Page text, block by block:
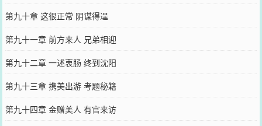
第九十章 这很正常 阴谋得逞
第九十一章 前方来人 兄弟相迎
第九十二章 一述衷肠 终到沈阳
第九十三章 携美出游 考题秘籍
第九十四章 金赠美人 有官来访